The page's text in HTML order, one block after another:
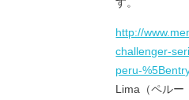
http://
challenger-
peru-
Lima（ペルー